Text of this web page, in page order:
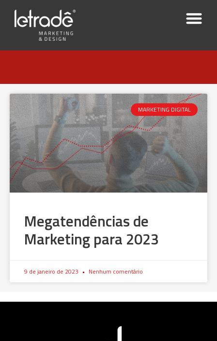
MARKETING DIGITAL
Megatendências de
Marketing para 2023
9 de janeiro de 2023 Nenhum comentário